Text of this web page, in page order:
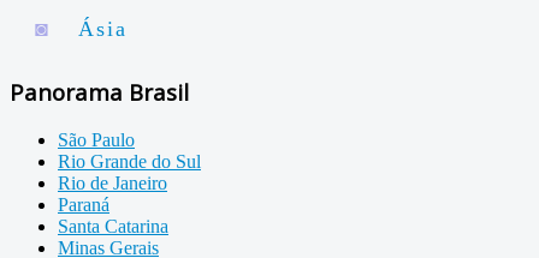
◙
Ásia
Panorama Brasil
São Paulo
Rio Grande do Sul
Rio de Janeiro
Paraná
Santa Catarina
Minas Gerais